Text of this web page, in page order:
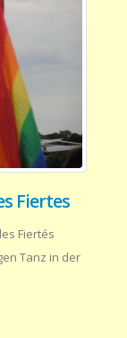
Fiertes
Fiertés
Tanz in der